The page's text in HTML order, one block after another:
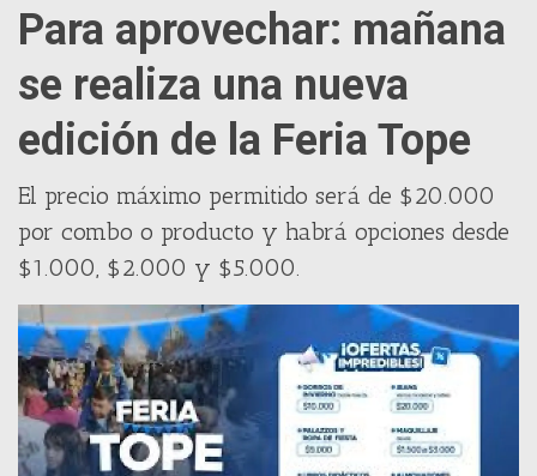
Para aprovechar: mañana
se realiza una nueva
edición de la Feria Tope
El precio máximo permitido será de $20.000
por combo o producto y habrá opciones desde
$1.000, $2.000 y $5.000.